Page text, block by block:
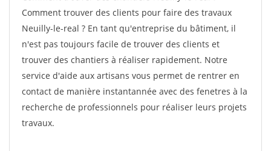
Comment trouver des clients pour faire des travaux
Neuilly-le-real ? En tant qu'entreprise du bâtiment, il
n'est pas toujours facile de trouver des clients et
trouver des chantiers à réaliser rapidement. Notre
service d'aide aux artisans vous permet de rentrer en
contact de manière instantannée avec des fenetres à la
recherche de professionnels pour réaliser leurs projets
travaux.